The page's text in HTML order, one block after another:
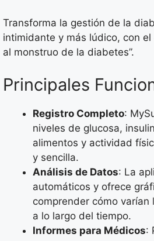
Transforma la gestión de la
intimidante y más lúdico, con
al monstruo de la diabetes”.
Principales
Registro Completo:
niveles de glucosa,
alimentos y actividad
y sencilla.
Análisis de Datos: La
automáticos y ofrece
comprender cómo varían
a lo largo del tiempo.
Informes para Médicos: